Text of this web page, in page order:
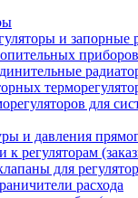
и запорные
для
и давления
к регуляторам
для
расхода